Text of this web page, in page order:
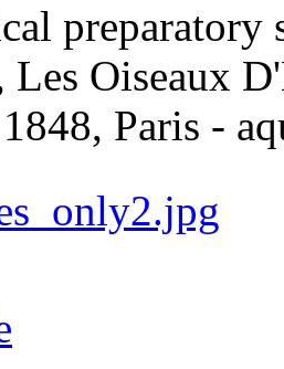
preparatory
Oiseaux
Paris -